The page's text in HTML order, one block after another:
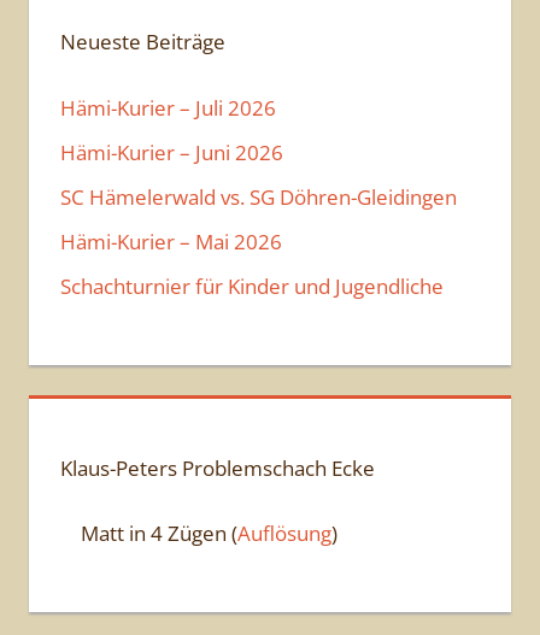
Neueste Beiträge
Hämi-Kurier – Juli 2026
Hämi-Kurier – Juni 2026
SC Hämelerwald vs. SG Döhren-Gleidingen
Hämi-Kurier – Mai 2026
Schachturnier für Kinder und Jugendliche
Klaus-Peters Problemschach Ecke
Matt in 4 Zügen (Auflösung)